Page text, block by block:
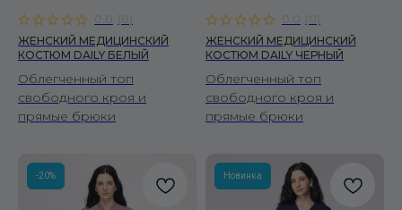
ЖЕНСКИЙ МЕДИЦИНСКИЙ
КОСТЮМ DAILY БЕЛЫЙ
Облегченный топ
свободного кроя и
прямые брюки
ЖЕНСКИЙ МЕДИЦИНСКИЙ
КОСТЮМ DAILY ЧЕРНЫЙ
Облегченный топ
свободного кроя и
прямые брюки
-20% Новинка